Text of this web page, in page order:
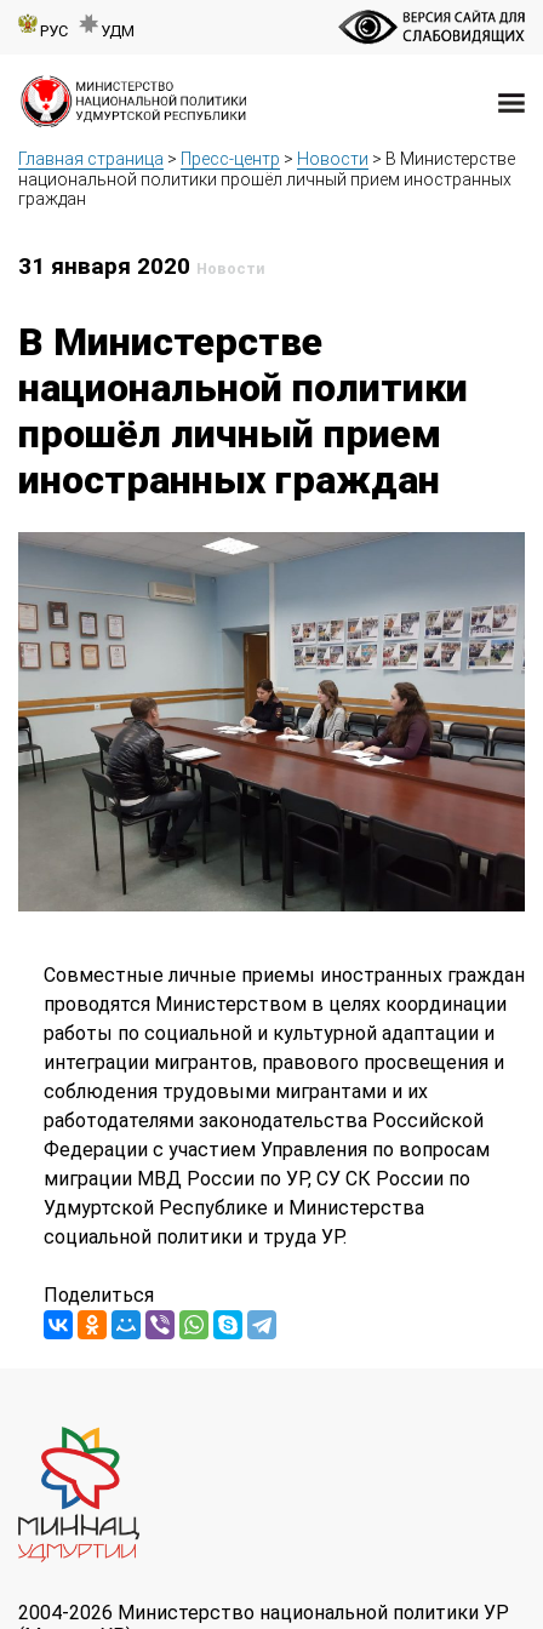
РУС УДМ
Главная страница > Пресс-центр > Новости > В Министерстве
национальной политики прошёл личный прием иностранных
граждан
31 января 2020 Новости
В Министерстве
национальной политики
прошёл личный прием
иностранных граждан
Совместные личные приемы иностранных граждан
проводятся Министерством в целях координации
работы по социальной и культурной адаптации и
интеграции мигрантов, правового просвещения и
соблюдения трудовыми мигрантами и их
работодателями законодательства Российской
Федерации с участием Управления по вопросам
миграции МВД России по УР, СУ СК России по
Удмуртской Республике и Министерства
социальной политики и труда УР.
Поделиться
2004-2026 Министерство национальной политики УР